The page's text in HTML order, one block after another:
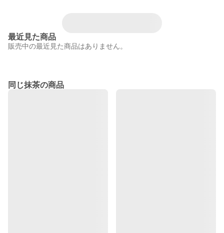
最近見た商品
販売中の最近見た商品はありません。
同じ抹茶の商品